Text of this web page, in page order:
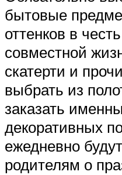
бытовые
оттенков в
совместной
скатерти и
выбрать из
заказать
декоративных
ежедневно
родителям о